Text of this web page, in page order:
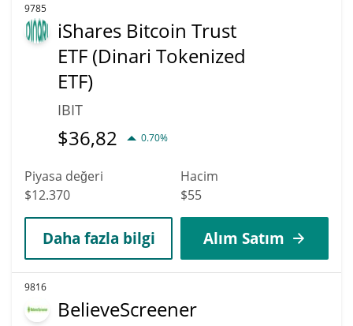
9785
iShares Bitcoin Trust
ETF (Dinari Tokenized
ETF)
IBIT
$36,82 0.70%
Piyasa değeri
$12.370
Hacim
$55
Daha fazla bilgi Alım Satım
9816
BelieveScreener